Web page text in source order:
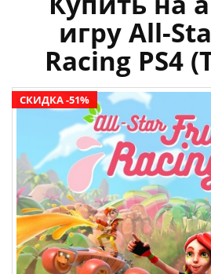
игру All-
Racing PS4
СКИДКА -51%